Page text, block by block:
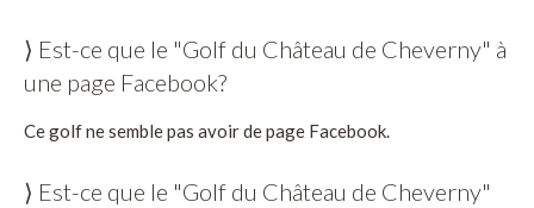
⟩ Est-ce que le "Golf du Château de Cheverny" à
une page Facebook?
Ce golf ne semble pas avoir de page Facebook.
⟩ Est-ce que le "Golf du Château de Cheverny"